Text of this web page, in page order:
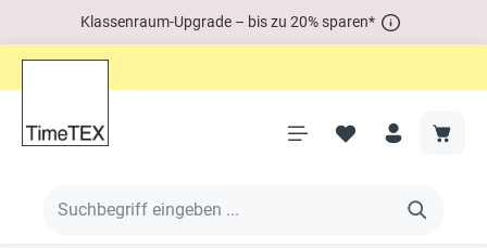
Klassenraum-Upgrade – bis zu 20% sparen*